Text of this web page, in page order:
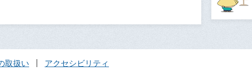
取扱い アクセシビリティ